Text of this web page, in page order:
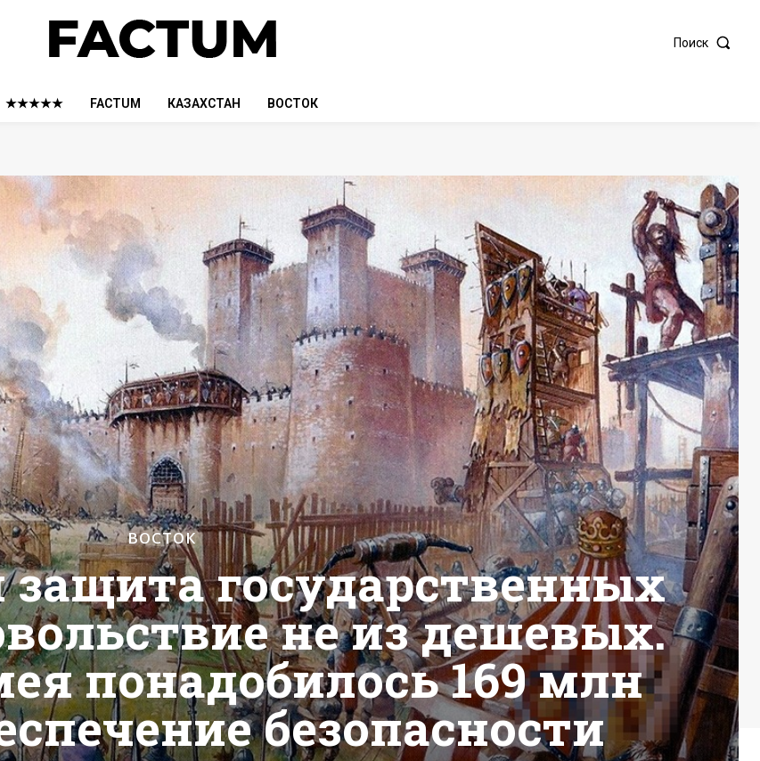
Поиск
★★★★★ FACTUM КАЗАХСТАН ВОСТОК
ВОСТОК
защита государственных
не из дешевых.
понадобилось 169 млн
безопасности